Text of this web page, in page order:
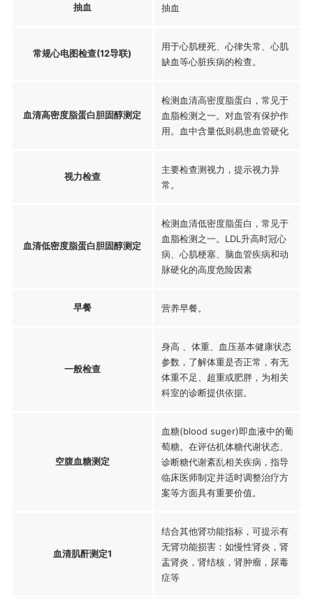
抽血 抽血
常规心电图检查(12导联)
用于心肌梗死、心律失常、心肌
缺血等心脏疾病的检查。
血清高密度脂蛋白胆固醇测定
检测血清高密度脂蛋白，常见于
血脂检测之一。对血管有保护作
用。血中含量低则易患血管硬化
视力检查
主要检查测视力，提示视力异
常。
血清低密度脂蛋白胆固醇测定
检测血清低密度脂蛋白，常见于
血脂检测之一。LDL升高时冠心
病、心肌梗塞、脑血管疾病和动
脉硬化的高度危险因素
早餐 营养早餐。
一般检查
身高 、体重、血压基本健康状态
参数，了解体重是否正常，有无
体重不足、超重或肥胖，为相关
科室的诊断提供依据。
空腹血糖测定
血糖(blood suger)即血液中的葡
萄糖。在评估机体糖代谢状态、
诊断糖代谢紊乱相关疾病，指导
临床医师制定并适时调整治疗方
案等方面具有重要价值。
血清肌酐测定1
结合其他肾功能指标，可提示有
无肾功能损害：如慢性肾炎，肾
盂肾炎，肾结核，肾肿瘤，尿毒
症等